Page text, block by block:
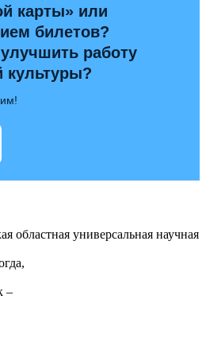
карты» или
билетов?
работу
культуры?
областная универсальная научная
–